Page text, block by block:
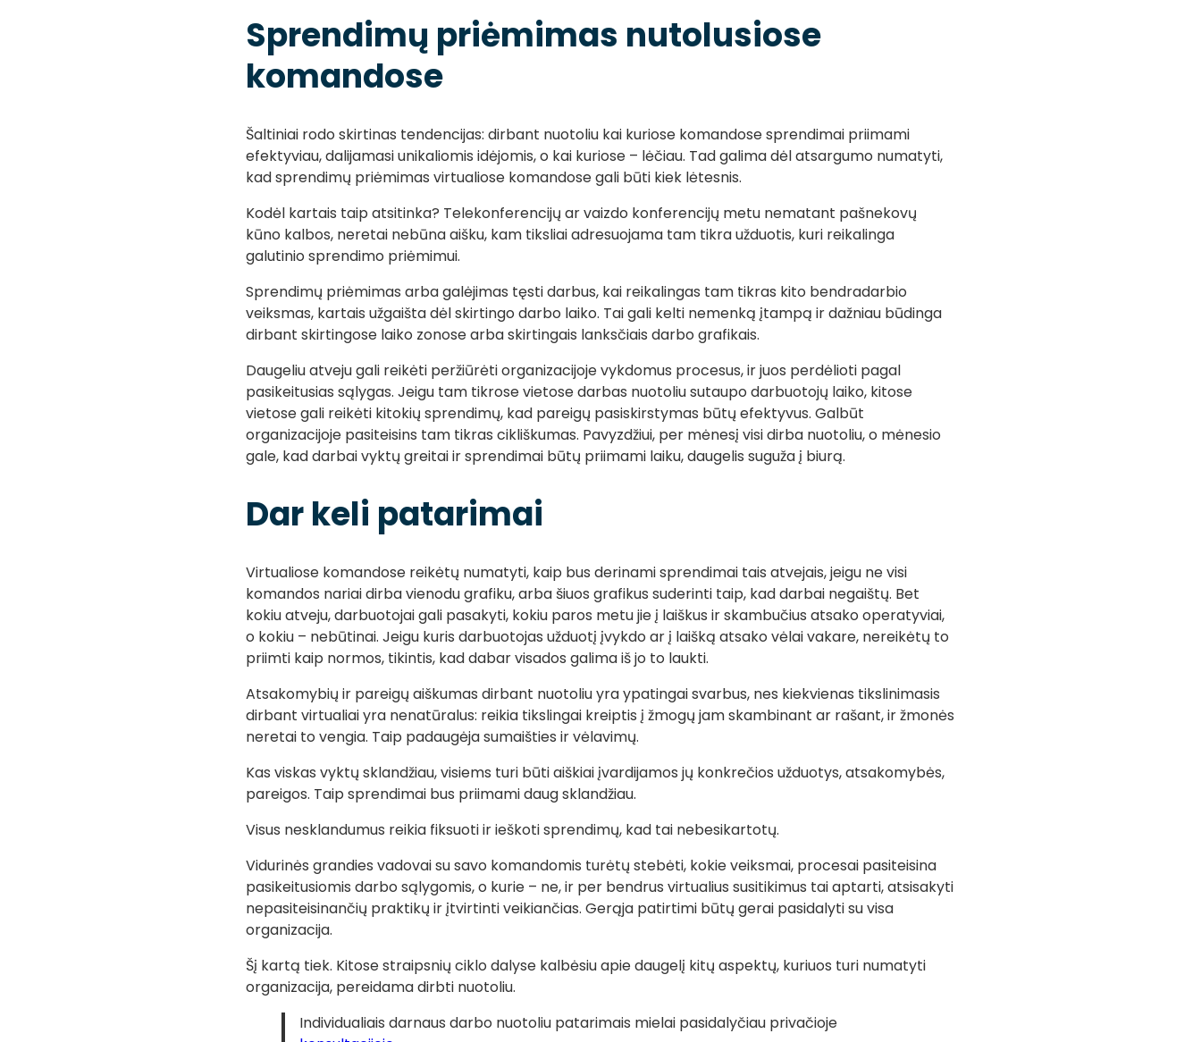
Sprendimų priėmimas nutolusiose
komandose
Šaltiniai rodo skirtinas tendencijas: dirbant nuotoliu kai kuriose komandose sprendimai priimami
efektyviau, dalijamasi unikaliomis idėjomis, o kai kuriose – lėčiau. Tad galima dėl atsargumo numatyti,
kad sprendimų priėmimas virtualiose komandose gali būti kiek lėtesnis.
Kodėl kartais taip atsitinka? Telekonferencijų ar vaizdo konferencijų metu nematant pašnekovų
kūno kalbos, neretai nebūna aišku, kam tiksliai adresuojama tam tikra užduotis, kuri reikalinga
galutinio sprendimo priėmimui.
Sprendimų priėmimas arba galėjimas tęsti darbus, kai reikalingas tam tikras kito bendradarbio
veiksmas, kartais užgaišta dėl skirtingo darbo laiko. Tai gali kelti nemenką įtampą ir dažniau būdinga
dirbant skirtingose laiko zonose arba skirtingais lanksčiais darbo grafikais.
Daugeliu atveju gali reikėti peržiūrėti organizacijoje vykdomus procesus, ir juos perdėlioti pagal
pasikeitusias sąlygas. Jeigu tam tikrose vietose darbas nuotoliu sutaupo darbuotojų laiko, kitose
vietose gali reikėti kitokių sprendimų, kad pareigų pasiskirstymas būtų efektyvus. Galbūt
organizacijoje pasiteisins tam tikras cikliškumas. Pavyzdžiui, per mėnesį visi dirba nuotoliu, o mėnesio
gale, kad darbai vyktų greitai ir sprendimai būtų priimami laiku, daugelis suguža į biurą.
Dar keli patarimai
Virtualiose komandose reikėtų numatyti, kaip bus derinami sprendimai tais atvejais, jeigu ne visi
komandos nariai dirba vienodu grafiku, arba šiuos grafikus suderinti taip, kad darbai negaištų. Bet
kokiu atveju, darbuotojai gali pasakyti, kokiu paros metu jie į laiškus ir skambučius atsako operatyviai,
o kokiu – nebūtinai. Jeigu kuris darbuotojas užduotį įvykdo ar į laišką atsako vėlai vakare, nereikėtų to
priimti kaip normos, tikintis, kad dabar visados galima iš jo to laukti.
Atsakomybių ir pareigų aiškumas dirbant nuotoliu yra ypatingai svarbus, nes kiekvienas tikslinimasis
dirbant virtualiai yra nenatūralus: reikia tikslingai kreiptis į žmogų jam skambinant ar rašant, ir žmonės
neretai to vengia. Taip padaugėja sumaišties ir vėlavimų.
Kas viskas vyktų sklandžiau, visiems turi būti aiškiai įvardijamos jų konkrečios užduotys, atsakomybės,
pareigos. Taip sprendimai bus priimami daug sklandžiau.
Visus nesklandumus reikia fiksuoti ir ieškoti sprendimų, kad tai nebesikartotų.
Vidurinės grandies vadovai su savo komandomis turėtų stebėti, kokie veiksmai, procesai pasiteisina
pasikeitusiomis darbo sąlygomis, o kurie – ne, ir per bendrus virtualius susitikimus tai aptarti, atsisakyti
nepasiteisinančių praktikų ir įtvirtinti veikiančias. Gerąja patirtimi būtų gerai pasidalyti su visa
organizacija.
Šį kartą tiek. Kitose straipsnių ciklo dalyse kalbėsiu apie daugelį kitų aspektų, kuriuos turi numatyti
organizacija, pereidama dirbti nuotoliu.
Individualiais darnaus darbo nuotoliu patarimais mielai pasidalyčiau privačioje